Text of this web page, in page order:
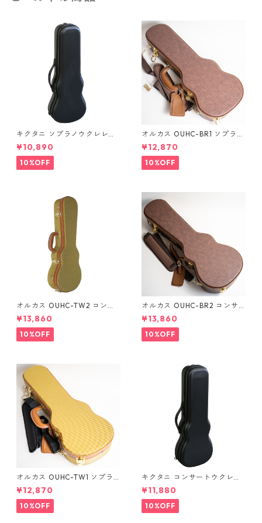
キクタニ ソプラノウクレレ用
ハードケース UPC-10N
¥10,890
10%OFF
オルカス OUHC-BR1 ソプラノ
ウクレレ用ハードケース
¥12,870
10%OFF
オルカス OUHC-TW2 コンサ
ートウクレレ用ハードケース
¥13,860
10%OFF
オルカス OUHC-BR2 コンサ
ートウクレレ用ハードケース
¥13,860
10%OFF
オルカス OUHC-TW1 ソプラ
ノウクレレ用ハードケース
¥12,870
10%OFF
キクタニ コンサートウクレレ
用ハードケース UPC-12N
¥11,880
10%OFF